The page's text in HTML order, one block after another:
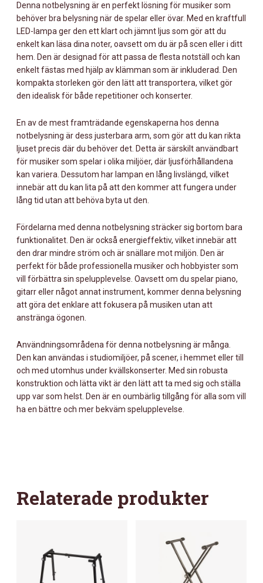
MUSIC
STAND
LIGHT
MÄNGD
Denna notbelysning är en perfekt lösning för musiker som
behöver bra belysning när de spelar eller övar. Med en kraftfull
LED-lampa ger den ett klart och jämnt ljus som gör att du
enkelt kan läsa dina noter, oavsett om du är på scen eller i ditt
hem. Den är designad för att passa de flesta notställ och kan
enkelt fästas med hjälp av klämman som är inkluderad. Den
kompakta storleken gör den lätt att transportera, vilket gör
den idealisk för både repetitioner och konserter.
En av de mest framträdande egenskaperna hos denna
notbelysning är dess justerbara arm, som gör att du kan rikta
ljuset precis där du behöver det. Detta är särskilt användbart
för musiker som spelar i olika miljöer, där ljusförhållandena
kan variera. Dessutom har lampan en lång livslängd, vilket
innebär att du kan lita på att den kommer att fungera under
lång tid utan att behöva byta ut den.
Fördelarna med denna notbelysning sträcker sig bortom bara
funktionalitet. Den är också energieffektiv, vilket innebär att
den drar mindre ström och är snällare mot miljön. Den är
perfekt för både professionella musiker och hobbyister som
vill förbättra sin spelupplevelse. Oavsett om du spelar piano,
gitarr eller något annat instrument, kommer denna belysning
att göra det enklare att fokusera på musiken utan att
anstränga ögonen.
Användningsområdena för denna notbelysning är många.
Den kan användas i studiomiljöer, på scener, i hemmet eller till
och med utomhus under kvällskonserter. Med sin robusta
konstruktion och lätta vikt är den lätt att ta med sig och ställa
upp var som helst. Den är en oumbärlig tillgång för alla som vill
ha en bättre och mer bekväm spelupplevelse.
Relaterade produkter